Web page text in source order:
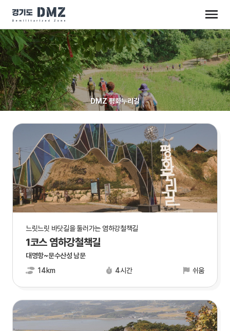
DMZ 평화누리길
느릿느릿 바닷길을 둘러가는 염하강철책길
1코스 염하강철책길
대명항~문수산성 남문
14km
4시간 쉬움